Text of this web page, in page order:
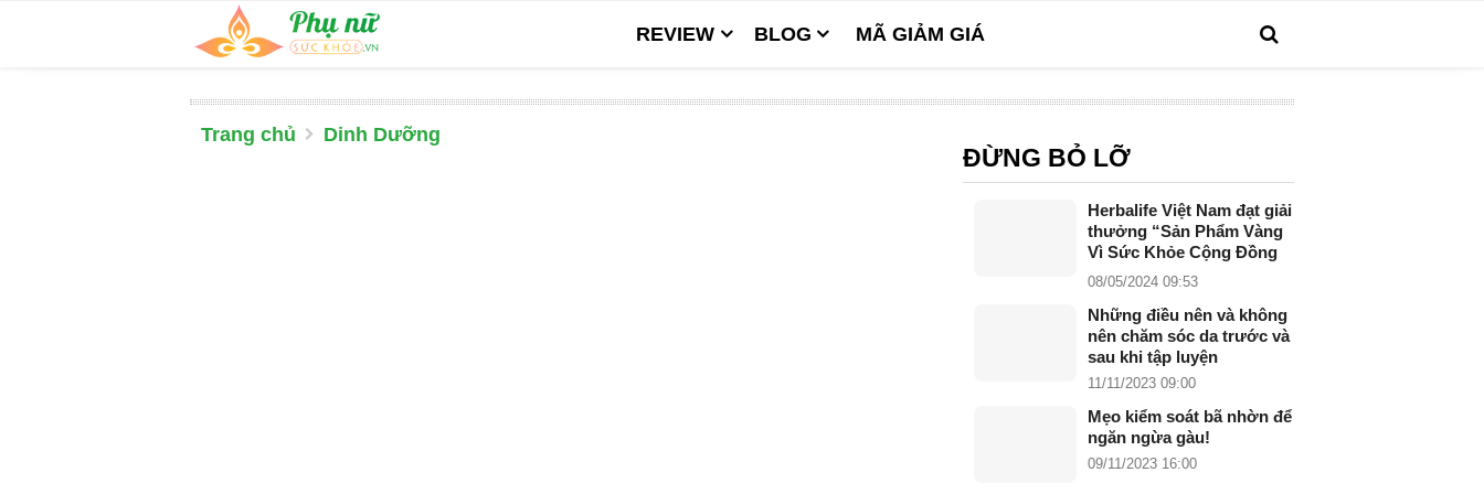
REVIEW BLOG MÃ GIẢM GIÁ
Trang chủ Dinh Dưỡng
ĐỪNG BỎ LỠ
Herbalife Việt Nam đạt giải
thưởng “Sản Phẩm Vàng
Vì Sức Khỏe Cộng Đồng
năm 2024”
08/05/2024 09:53
Những điều nên và không
nên chăm sóc da trước và
sau khi tập luyện
11/11/2023 09:00
Mẹo kiểm soát bã nhờn để
ngăn ngừa gàu!
09/11/2023 16:00